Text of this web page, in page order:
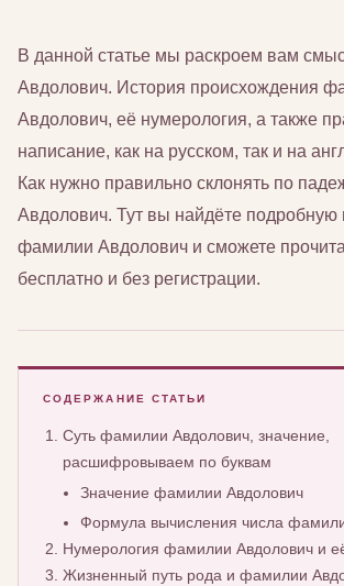
В данной статье мы раскроем вам
Авдолович. История происхождения
Авдолович, её нумерология, а также
написание, как на русском, так и на
Как нужно правильно склонять по
Авдолович. Тут вы найдёте
фамилии Авдолович и сможете
бесплатно и без регистрации.
СОДЕРЖАНИЕ СТАТЬИ
Суть фамилии Авдолович, значение,
расшифровываем по буквам
Значение фамилии Авдолович
Формула вычисления числа
Нумерология фамилии Авдолович и
Жизненный путь рода и фамилии